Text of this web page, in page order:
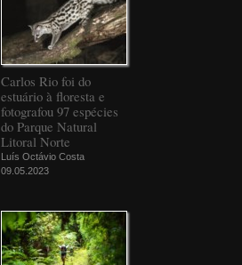
Carlos Rio foi do
estuário à floresta e
fotografou 97 espécies
do Parque Natural
Litoral Norte
Luís Octávio Costa
09.05.2023